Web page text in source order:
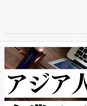
centers.
からシス
クルの各
[…]
トに対し
では、反
で向上し
ットだけ
ルの変電